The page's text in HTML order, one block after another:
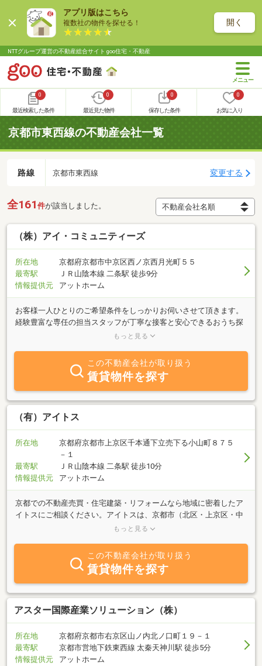
アプリ版はこちら
複数社の物件を探せる！ 開く
NTTグループ運営の不動産総合サイト goo住宅・不動産
0
最近検索した条件
0
最近見た物件
0
保存した条件
0
お気に入り
京都市東西線の不動産会社一覧
路線 京都市東西線 変更する
全161 件が該当しました。
（株）アイ・コミュニティーズ
所在地
京都府京都市中京区西ノ京西月光町５５
最寄駅
ＪＲ山陰本線 二条駅 徒歩9分
情報提供元
アットホーム
お客様一人ひとりのご希望条件をしっかりお伺いさせて頂きます。
経験豊富な専任の担当スタッフが丁寧な接客と安心できるおうち探
しプランをご提案させて頂きます。些細なことでもまずはご相談く
もっと見る
この不動産会社が取り扱う
賃貸物件を探す
（有）アイトス
所在地
京都府京都市上京区千本通下立売下る小山町８７５
－１
最寄駅
ＪＲ山陰本線 二条駅 徒歩10分
情報提供元
アットホーム
京都での不動産売買・住宅建築・リフォームなら地域に密着したア
イトスにご相談ください。アイトスは、京都市（北区・上京区・中
京区）にて、地域密着型の不動産売買・設計・施工を手掛ける企
非ご活用ください。安心・親切・丁寧をモットーに、お客様にご満
足いただけるサービスを目指しております。不動産に関する疑問・
質問など、何なりとお気軽にお問い合わせください。
もっと見る
この不動産会社が取り扱う
賃貸物件を探す
アスター国際産業ソリューション（株）
所在地
京都府京都市右京区山ノ内北ノ口町１９－１
最寄駅
京都市営地下鉄東西線 太秦天神川駅 徒歩5分
情報提供元
アットホーム